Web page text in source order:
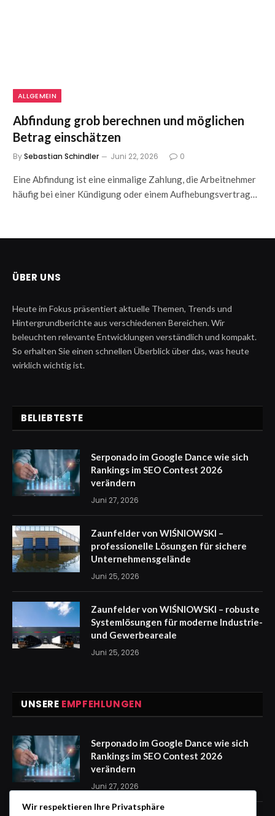
ALLGEMEIN
Abfindung grob berechnen und möglichen
Betrag einschätzen
BySebastian Schindler Juni 22, 2026 0
Eine Abfindung ist eine einmalige Zahlung, die Arbeitnehmer
häufig bei einer Kündigung oder einem Aufhebungsvertrag…
ÜBER UNS
Heute im Fokus präsentiert aktuelle Themen, Trends und
Hintergrundberichte aus verschiedenen Bereichen. Wir
beleuchten relevante Entwicklungen verständlich und kompakt.
So erhalten Sie einen schnellen Überblick über das, was heute
wirklich wichtig ist.
BELIEBTESTE
Serponado im Google Dance wie sich
Rankings im SEO Contest 2026
verändern
Juni 27, 2026
Zaunfelder von WIŚNIOWSKI –
professionelle Lösungen für sichere
Unternehmensgelände
Juni 25, 2026
Zaunfelder von WIŚNIOWSKI – robuste
Systemlösungen für moderne Industrie-
und Gewerbeareale
Juni 25, 2026
UNSERE EMPFEHLUNGEN
Serponado im Google Dance wie sich
Rankings im SEO Contest 2026
verändern
Juni 27, 2026
Wir respektieren Ihre Privatsphäre